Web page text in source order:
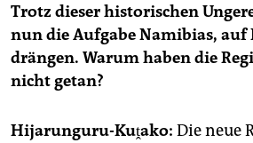
Trotz dieser historischen
nun die Aufgabe Namibias,
drängen. Warum haben die
nicht getan?
Hijarunguru-Kuṱako: Die neue